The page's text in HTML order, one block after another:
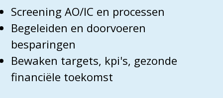
Screening AO/IC en processen
Begeleiden en doorvoeren
besparingen
Bewaken targets, kpi's, gezonde
financiële toekomst